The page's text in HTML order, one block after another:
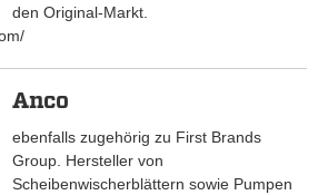
den Original-Markt.
Anco
ebenfalls zugehörig zu First Brands
Group. Hersteller von
Scheibenwischerblättern sowie Pumpen